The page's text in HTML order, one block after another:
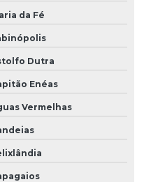
em sp
sp
da Fé
Dutra
Enéas
Vermelhas